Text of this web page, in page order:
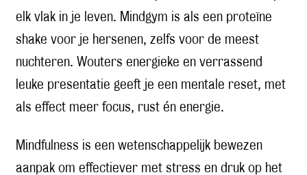
elk vlak in je leven. Mindgym is als een proteïne
shake voor je hersenen, zelfs voor de meest
nuchteren. Wouters energieke en verrassend
leuke presentatie geeft je een mentale reset, met
als effect meer focus, rust én energie.
Mindfulness is een wetenschappelijk bewezen
aanpak om effectiever met stress en druk op het